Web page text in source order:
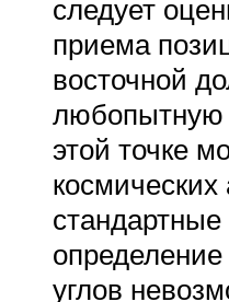
следует
приема
восточной
любопытную
этой точке
космических
углов